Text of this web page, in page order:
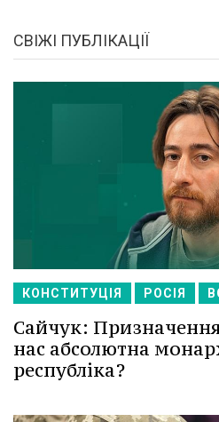
СВІЖІ ПУБЛІКАЦІЇ
КОНСТИТУЦІЯ РОСІЯ
Сайчук:
нас абсолютна
республіка?